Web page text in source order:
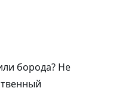
борода? Не